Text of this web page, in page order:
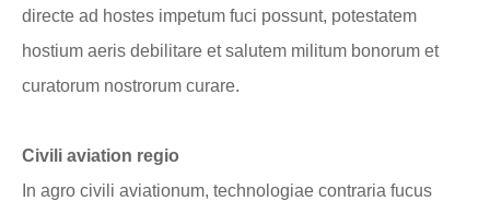
directe ad hostes impetum fuci possunt, potestatem
hostium aeris debilitare et salutem militum bonorum et
curatorum nostrorum curare.
Civili aviation regio
In agro civili aviationum, technologiae contraria fucus